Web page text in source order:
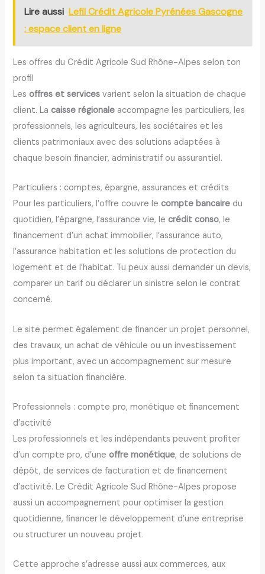
Lire aussi Lefil Crédit Agricole Pyrénées Gascogne
: espace client en ligne
Les offres du Crédit Agricole Sud Rhône-Alpes selon ton
profil
Lesoffres et services varient selon la situation de chaque
client. Lacaisse régionale accompagne les particuliers, les
professionnels, les agriculteurs, les sociétaires et les
clients patrimoniaux avec des solutions adaptées à
chaque besoin financier, administratif ou assurantiel.
Particuliers : comptes, épargne, assurances et crédits
Pour les particuliers, l’offre couvre lecompte bancaire du
quotidien, l’épargne, l’assurance vie, lecrédit conso, le
financement d’un achat immobilier, l’assurance auto,
l’assurance habitation et les solutions de protection du
logement et de l’habitat. Tu peux aussi demander un devis,
comparer un tarif ou déclarer un sinistre selon le contrat
concerné.
Le site permet également de financer un projet personnel,
des travaux, un achat de véhicule ou un investissement
plus important, avec un accompagnement sur mesure
selon ta situation financière.
Professionnels : compte pro, monétique et financement
d’activité
Les professionnels et les indépendants peuvent profiter
d’un compte pro, d’uneoffre monétique, de solutions de
dépôt, de services de facturation et de financement
d’activité. Le Crédit Agricole Sud Rhône-Alpes propose
aussi un accompagnement pour optimiser la gestion
quotidienne, financer le développement d’une entreprise
ou structurer un nouveau projet.
Cette approche s’adresse aussi aux commerces, aux